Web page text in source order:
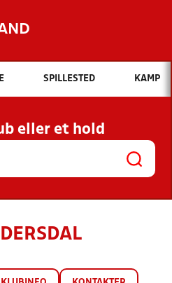
Hvad vil du søge efter?
INDHOLD OG NYHEDER
KLUBBER OG
SPILLESTED KAMP
eller et hold